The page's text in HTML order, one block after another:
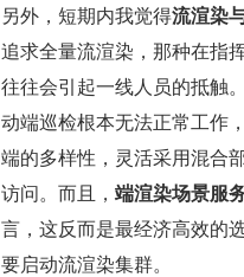
另外，短期内我觉得流渲染
追求全量流渲染，那种在指
往往会引起一线人员的抵触
动端巡检根本无法正常工作
端的多样性，灵活采用混合
访问。而且， 端渲染场景服
言，这反而是最经济高效的
要启动流渲染集群。